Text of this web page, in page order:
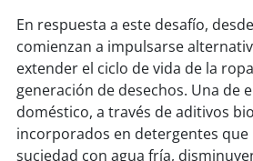
soypuertomontt
soychiloé
En respuesta a este desafío,
comienzan a impulsarse
extender el ciclo de vida de la
generación de desechos. Una de
doméstico, a través de aditivos
incorporados en detergentes
suciedad con agua fría,